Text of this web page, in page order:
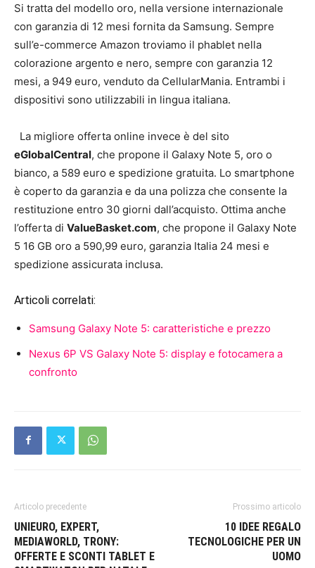
Si tratta del modello oro, nella versione internazionale
con garanzia di 12 mesi fornita da Samsung. Sempre
sull’e-commerce Amazon troviamo il phablet nella
colorazione argento e nero, sempre con garanzia 12
mesi, a 949 euro, venduto da CellularMania. Entrambi i
dispositivi sono utilizzabili in lingua italiana.
La migliore offerta online invece è del sito
eGlobalCentral, che propone il Galaxy Note 5, oro o
bianco, a 589 euro e spedizione gratuita. Lo smartphone
è coperto da garanzia e da una polizza che consente la
restituzione entro 30 giorni dall’acquisto. Ottima anche
l’offerta di ValueBasket.com, che propone il Galaxy Note
5 16 GB oro a 590,99 euro, garanzia Italia 24 mesi e
spedizione assicurata inclusa.
Articoli correlati:
Samsung Galaxy Note 5: caratteristiche e prezzo
Nexus 6P VS Galaxy Note 5: display e fotocamera a
confronto
Articolo precedente
UNIEURO, EXPERT,
MEDIAWORLD, TRONY:
OFFERTE E SCONTI TABLET E
Prossimo articolo
10 IDEE REGALO
TECNOLOGICHE PER UN
UOMO